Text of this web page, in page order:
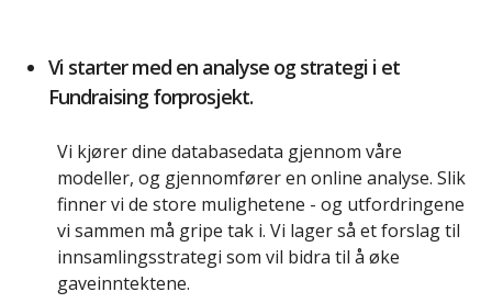
Vi starter med en analyse og strategi i et
Fundraising forprosjekt.
Vi kjører dine databasedata gjennom våre
modeller, og gjennomfører en online analyse. Slik
finner vi de store mulighetene - og utfordringene
vi sammen må gripe tak i. Vi lager så et forslag til
innsamlingsstrategi som vil bidra til å øke
gaveinntektene.